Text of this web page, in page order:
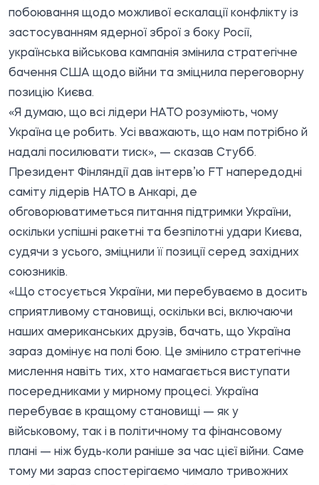
побоювання щодо можливої ескалації конфлікту із
застосуванням ядерної зброї з боку Росії,
українська військова кампанія змінила стратегічне
бачення США щодо війни та зміцнила переговорну
позицію Києва.
«Я думаю, що всі лідери НАТО розуміють, чому
Україна це робить. Усі вважають, що нам потрібно й
надалі посилювати тиск», — сказав Стубб.
Президент Фінляндії дав інтерв’ю FT напередодні
саміту лідерів НАТО в Анкарі, де
обговорюватиметься питання підтримки України,
оскільки успішні ракетні та безпілотні удари Києва,
судячи з усього, зміцнили її позиції серед західних
союзників.
«Що стосується України, ми перебуваємо в досить
сприятливому становищі, оскільки всі, включаючи
наших американських друзів, бачать, що Україна
зараз домінує на полі бою. Це змінило стратегічне
мислення навіть тих, хто намагається виступати
посередниками у мирному процесі. Україна
перебуває в кращому становищі — як у
військовому, так і в політичному та фінансовому
плані — ніж будь-коли раніше за час цієї війни. Саме
тому ми зараз спостерігаємо чимало тривожних